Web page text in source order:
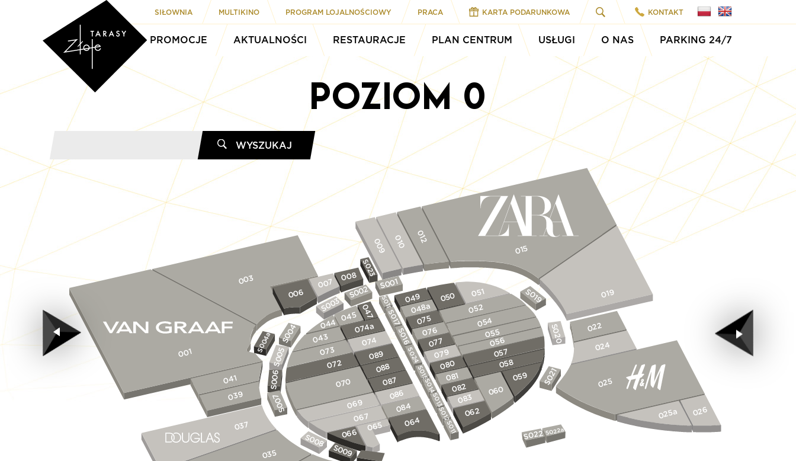
SIŁOWNIA MULTIKINO PROGRAM LOJALNOŚCIOWY PRACA KARTA PODARUNKOWA KONTAKT
PROMOCJE AKTUALNOŚCI RESTAURACJE PLAN CENTRUM USŁUGI O NAS PARKING 24/7
Poziom0
WYSZUKAJ
051
050
052
054
055
056
057
058
059
060
049
048a
075
076
077
079
080
081
082
083
062
S018
S017
S016
S024
S015
S014
S013
047
045
S012
074a
S011
074
089
088
087
086
084
044
043
073
072
070
069
067 064
065
066
S0
0
5
S0
0
6
S0
0
7
S008 S009
S022a
S022
S021
S020 022
024
015
012
010
009
S001
003 008 S023
025
007
S003 S019 019
026
025a
006 S002
001
041
039
037
035
S0
0
4
S00
4a